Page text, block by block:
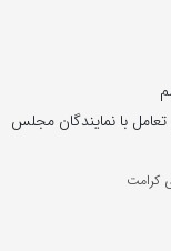
با نمایندگان مجلس
کرامت